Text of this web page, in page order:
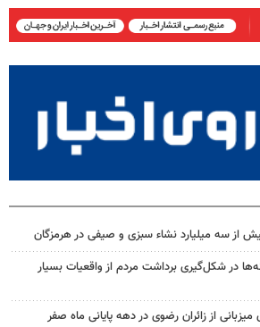
از سه میلیارد نشاء سبزی و صیفی در هرمزگان
در شکل‌گیری برداشت مردم از واقعیات بسیار
میزبانی از زائران رضوی در دهه پایانی ماه صفر